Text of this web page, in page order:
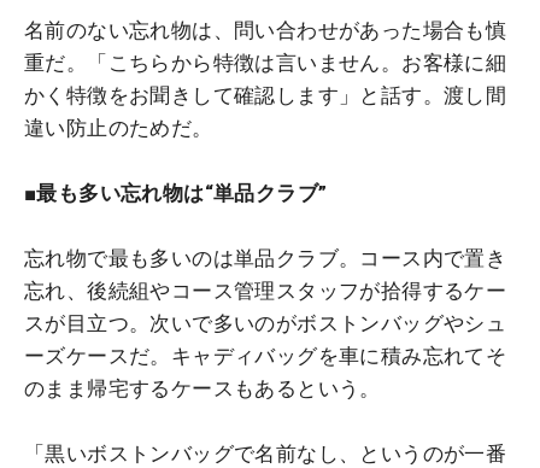
名前のない忘れ物は、問い合わせがあった場合も慎
重だ。「こちらから特徴は言いません。お客様に細
かく特徴をお聞きして確認します」と話す。渡し間
違い防止のためだ。
■最も多い忘れ物は“単品クラブ”
忘れ物で最も多いのは単品クラブ。コース内で置き
忘れ、後続組やコース管理スタッフが拾得するケー
スが目立つ。次いで多いのがボストンバッグやシュ
ーズケースだ。キャディバッグを車に積み忘れてそ
のまま帰宅するケースもあるという。
「黒いボストンバッグで名前なし、というのが一番